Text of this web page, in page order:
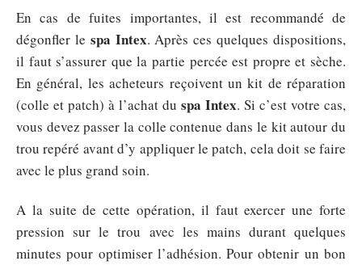
En cas de fuites importantes, il est recommandé de
dégonfler le spa Intex. Après ces quelques dispositions,
il faut s’assurer que la partie percée est propre et sèche.
En général, les acheteurs reçoivent un kit de réparation
(colle et patch) à l’achat du spa Intex. Si c’est votre cas,
vous devez passer la colle contenue dans le kit autour du
trou repéré avant d’y appliquer le patch, cela doit se faire
avec le plus grand soin.
A la suite de cette opération, il faut exercer une forte
pression sur le trou avec les mains durant quelques
minutes pour optimiser l’adhésion. Pour obtenir un bon